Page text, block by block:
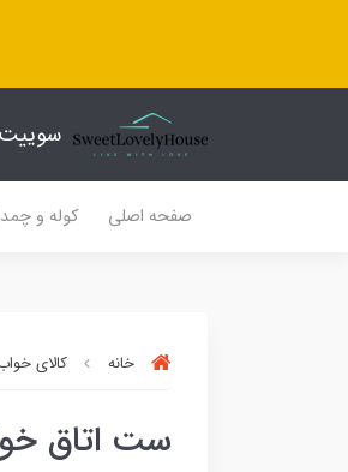
صفحه اصلی کوله و
خانه کالای
ست اتاق